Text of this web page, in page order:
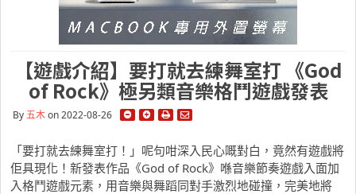
【遊戲介紹】要打就去練舞室打 《God
of Rock》極另類音樂格鬥遊戲發表
By五木on 2022-08-26
「要打就去練舞室打！」呢句咁深入民心嘅對白，竟然有遊戲將
佢具現化！新發表作品《God of Rock》喺音樂節奏遊戲入面加
入格鬥遊戲元素，用音樂與舞蹈同對手激烈地碰撞，完美地將